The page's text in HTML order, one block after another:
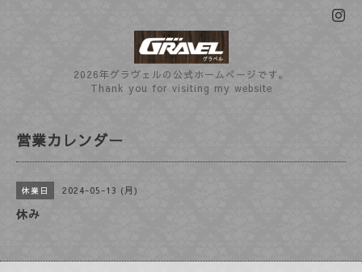
2026年グラヴェルの公式ホームぺージです。
Thank you for visiting my website
営業カレンダー
休業日 2024-05-13 (月)
休み